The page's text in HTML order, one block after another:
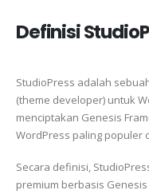
Definisi
StudioPress adalah
(theme developer) untuk
menciptakan Genesis
WordPress paling populer
Secara definisi,
premium berbasis